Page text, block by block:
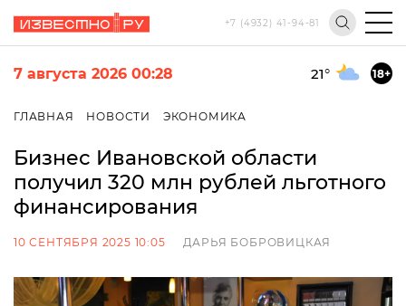
+7 (4932) 41-94-81
7 августа 2026 00:28 21° 18+
ГЛАВНАЯ НОВОСТИ ЭКОНОМИКА
Бизнес Ивановской области
получил 320 млн рублей льготного
финансирования
10 СЕНТЯБРЯ 2025 10:05 ДАРЬЯ БОБРОВИЦКАЯ